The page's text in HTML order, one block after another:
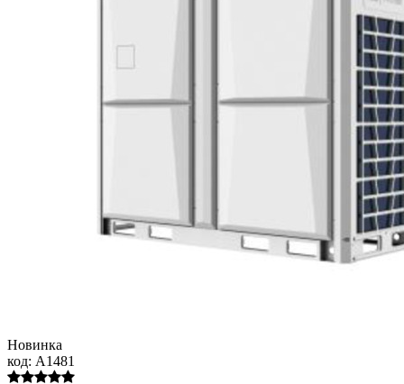
Новинка
код: A1481